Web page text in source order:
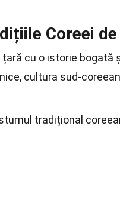
Coreei de
țară cu o istorie
cultura sud-
tradițional